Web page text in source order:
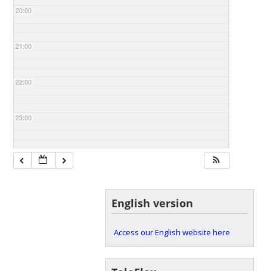
20:00
21:00
22:00
23:00
English version
Access our English website here